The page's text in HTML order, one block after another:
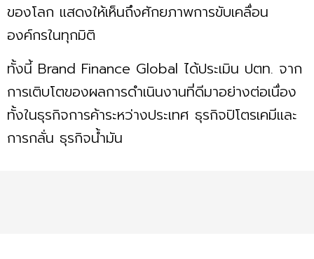
ของโลก แสดงให้เห็นถึงศักยภาพการขับเคลื่อน
องค์กรในทุกมิติ
ทั้งนี้ Brand Finance Global ได้ประเมิน ปตท. จาก
การเติบโตของผลการดำเนินงานที่ดีมาอย่างต่อเนื่อง
ทั้งในธุรกิจการค้าระหว่างประเทศ ธุรกิจปิโตรเคมีและ
การกลั่น ธุรกิจน้ำมัน